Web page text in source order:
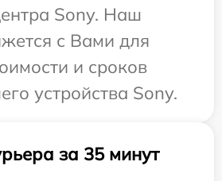
Sony. Наш
с Вами для
и сроков
устройства Sony.
за 35 минут